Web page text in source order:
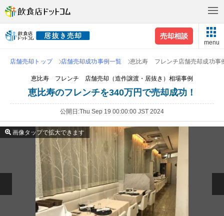
売却相談
menu
店舗売却トップ 店舗売却成功事例一覧 恵比寿 フレンチ店舗売却成功事
恵比寿 フレンチ 店舗売却（造作譲渡・居抜き）相場事例
恵比寿のフレンチを340万円で売却成功！
公開日 Thu Sep 19 00:00:00 JST 2024
画像タップで拡大できます